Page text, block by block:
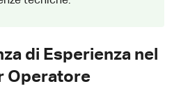
di Esperienza nel
Operatore